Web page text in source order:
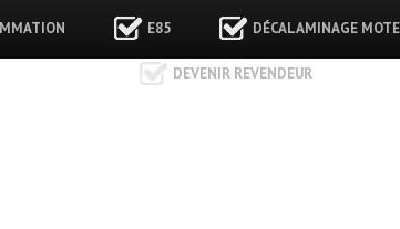
E85 DÉCALAMINAGE
DEVENIR REVENDEUR